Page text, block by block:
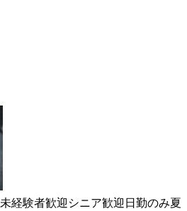
未経験者歓迎 シニア歓迎 日勤のみ夏